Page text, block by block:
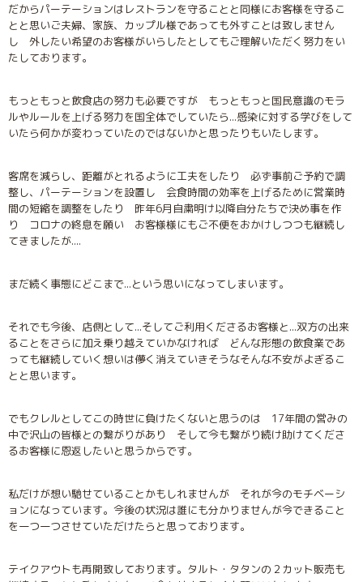
だからパーテーションはレストランを守ることと同様にお客様を守るこ
とと思いご夫婦、家族、カップル様であっても外すことは致しません
し 外したい希望のお客様がいらしたとしてもご理解いただく努力をい
たしております。
もっともっと飲食店の努力も必要ですが もっともっと国民意識のモラ
ルやルールを上げる努力を国全体でしていたら...感染に対する学びをして
いたら何かが変わっていたのではないかと思ったりもいたします。
客席を減らし、距離がとれるように工夫をしたり 必ず事前ご予約で調
整し、パーテーションを設置し 会食時間の効率を上げるために営業時
間の短縮を調整をしたり 昨年6月自粛明け以降自分たちで決め事を作
り コロナの終息を願い お客様様にもご不便をおかけしつつも継続し
てきましたが....
まだ続く事態にどこまで...という思いになってしまいます。
それでも今後、店側として...そしてご利用くださるお客様と...双方の出来
ることをさらに加え乗り越えていかなければ どんな形態の飲食業であ
っても継続していく想いは儚く消えていきそうなそんな不安がよぎるこ
とと思います。
でもクレルとしてこの時世に負けたくないと思うのは 17年間の営みの
中で沢山の皆様との繋がりがあり そして今も繋がり続け助けてくださ
るお客様に恩返したいと思うからです。
私だけが想い馳せていることかもしれませんが それが今のモチベーシ
ョンになっています。今後の状況は誰にも分かりませんが今できること
を一つ一つさせていただけたらと思っております。
テイクアウトも再開致しております。タルト・タタンの２カット販売も